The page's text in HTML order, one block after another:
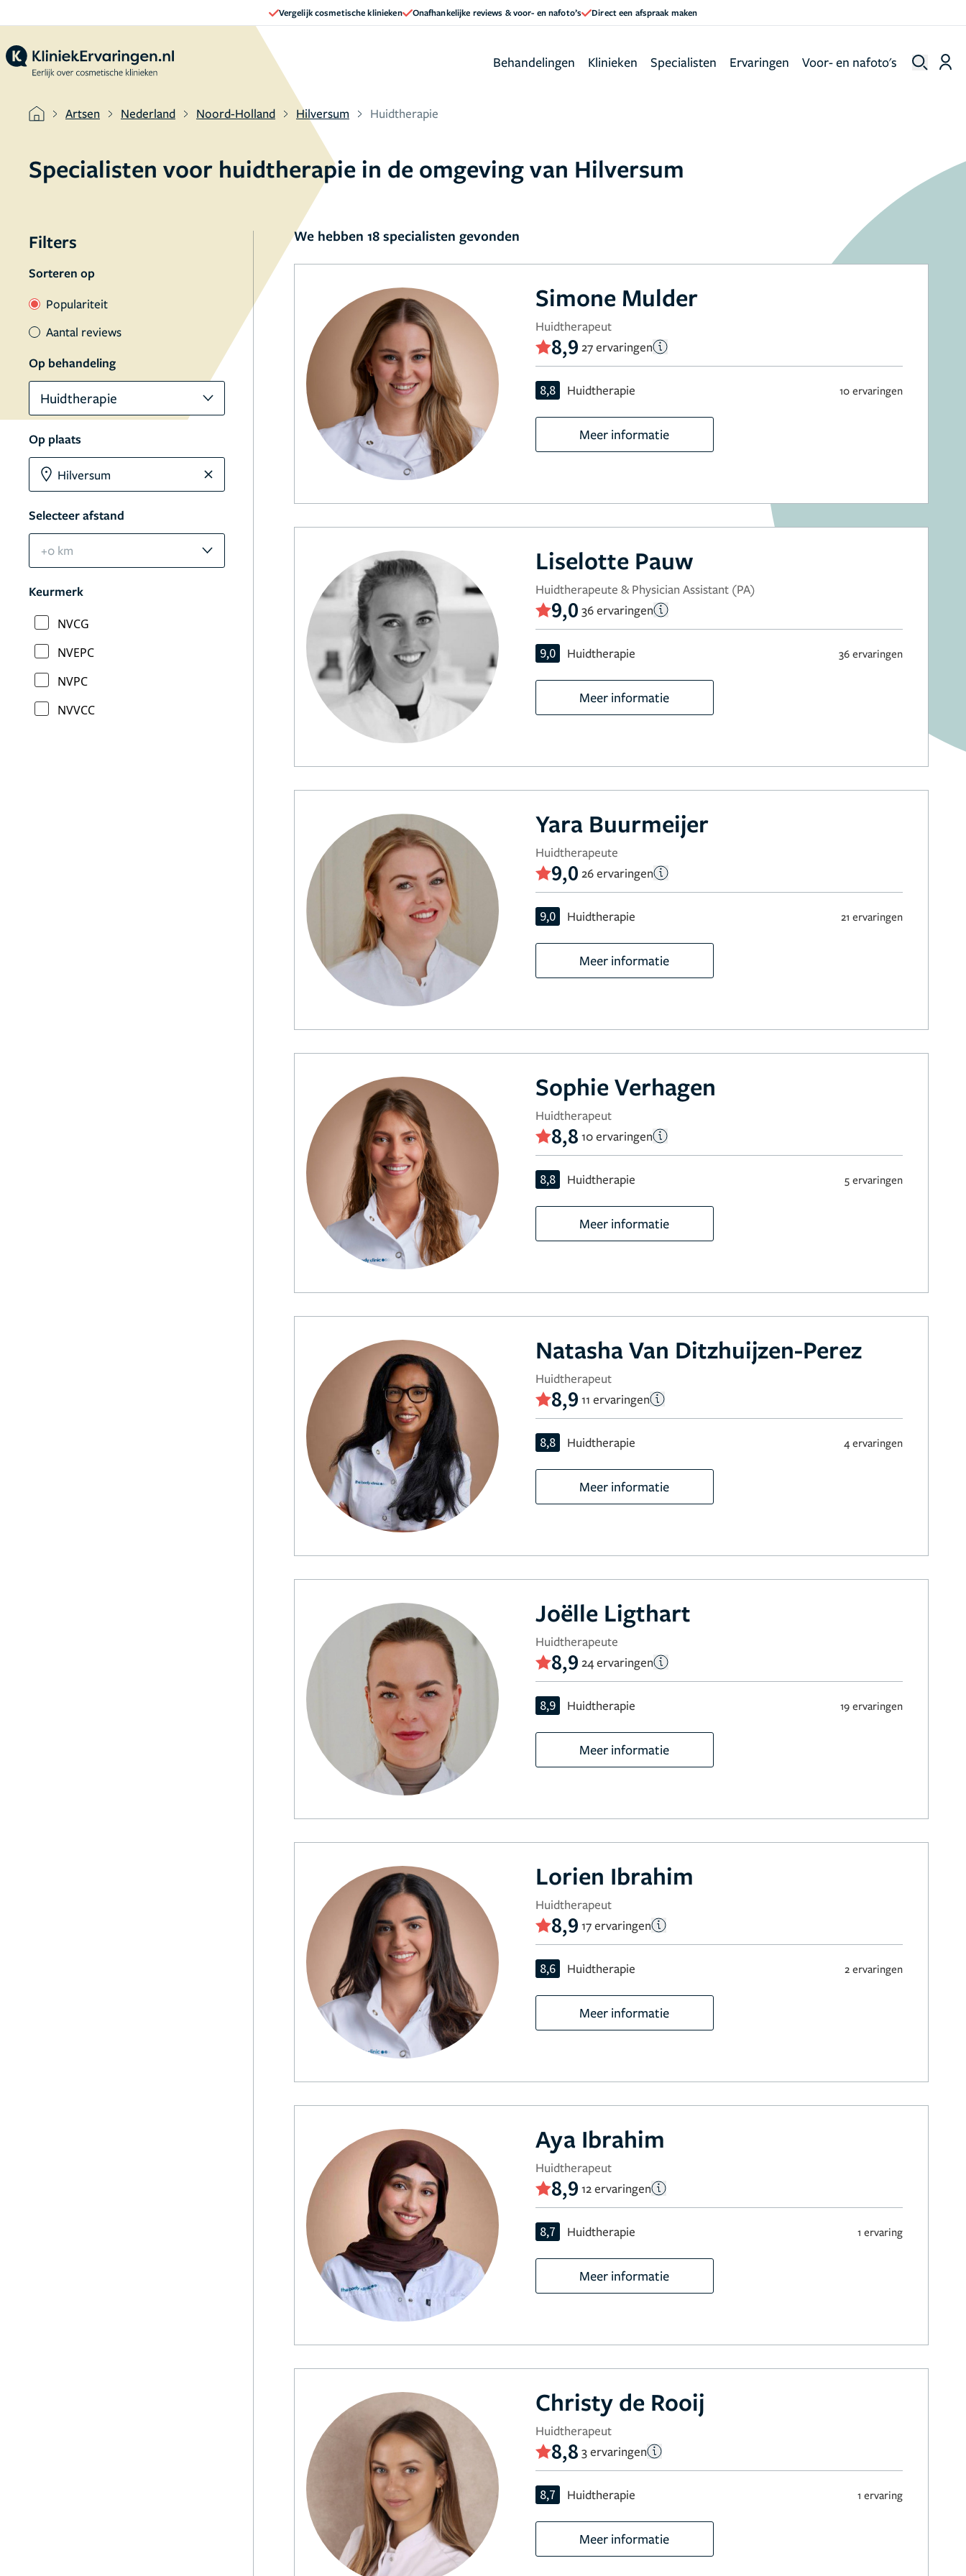
Vergelijk cosmetische klinieken Onafhankelijke reviews & voor- en nafoto’s Direct een afspraak maken
Behandelingen Klinieken Specialisten Ervaringen Voor- en nafoto's
Artsen Nederland Noord-Holland Hilversum Huidtherapie
Specialisten voor huidtherapie in de omgeving van Hilversum
Filters
Sorteren op
Populariteit
Aantal reviews
Op behandeling
Huidtherapie
Op plaats
Selecteer afstand
+0 km
Keurmerk
NVCG
NVEPC
NVPC
NVVCC
We hebben 18 specialisten gevonden
Simone Mulder
Huidtherapeut
8,9 27 ervaringen
8,8 Huidtherapie 10 ervaringen
Meer informatie
Liselotte Pauw
Huidtherapeute & Physician Assistant (PA)
9,0 36 ervaringen
9,0 Huidtherapie 36 ervaringen
Meer informatie
Yara Buurmeijer
Huidtherapeute
9,0 26 ervaringen
9,0 Huidtherapie 21 ervaringen
Meer informatie
Sophie Verhagen
Huidtherapeut
8,8 10 ervaringen
8,8 Huidtherapie 5 ervaringen
Meer informatie
Natasha Van Ditzhuijzen-Perez
Huidtherapeut
8,9 11 ervaringen
8,8 Huidtherapie 4 ervaringen
Meer informatie
Joëlle Ligthart
Huidtherapeute
8,9 24 ervaringen
8,9 Huidtherapie 19 ervaringen
Meer informatie
Lorien Ibrahim
Huidtherapeut
8,9 17 ervaringen
8,6 Huidtherapie 2 ervaringen
Meer informatie
Aya Ibrahim
Huidtherapeut
8,9 12 ervaringen
8,7 Huidtherapie 1 ervaring
Meer informatie
Christy de Rooij
Huidtherapeut
8,8 3 ervaringen
8,7 Huidtherapie 1 ervaring
Meer informatie